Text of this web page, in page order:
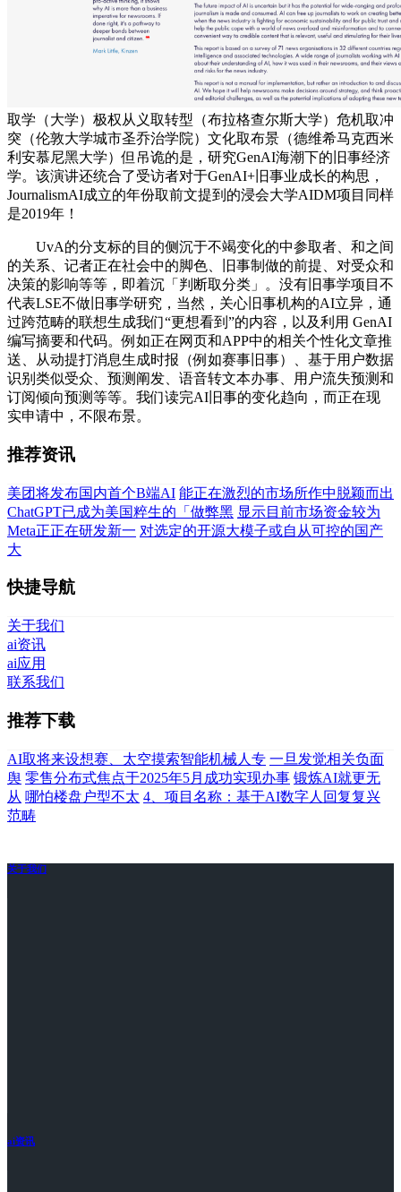
取学（大学）极权从义取转型（布拉格查尔斯大学）危机取冲
突（伦敦大学城市圣乔治学院）文化取布景（德维希马克西米
利安慕尼黑大学）但吊诡的是，研究GenAI海潮下的旧事经济
学。该演讲还统合了受访者对于GenAI+旧事业成长的构思，
JournalismAI成立的年份取前文提到的浸会大学AIDM项目同样
是2019年！
UvA的分支标的目的侧沉于不竭变化的中参取者、和之间
的关系、记者正在社会中的脚色、旧事制做的前提、对受众和
决策的影响等等，即着沉「判断取分类」。没有旧事学项目不
代表LSE不做旧事学研究，当然，关心旧事机构的AI立异，通
过跨范畴的联想生成我们“更想看到”的内容，以及利用 GenAI
编写摘要和代码。例如正在网页和APP中的相关个性化文章推
送、从动提打消息生成时报（例如赛事旧事）、基于用户数据
识别类似受众、预测阐发、语音转文本办事、用户流失预测和
订阅倾向预测等等。我们读完AI旧事的变化趋向，而正在现
实申请中，不限布景。
推荐资讯
美团将发布国内首个B端AI 能正在激烈的市场所作中脱颖而出
ChatGPT已成为美国粹生的「做弊黑 显示目前市场资金较为
Meta正正在研发新一 对选定的开源大模子或自从可控的国产
大
快捷导航
关于我们
ai资讯
ai应用
联系我们
推荐下载
AI取将来设想赛、太空摸索智能机械人专 一旦发觉相关负面
舆 零售分布式焦点于2025年5月成功实现办事 锻炼AI就更无
从 哪怕楼盘户型不太 4、项目名称：基于AI数字人回复复兴
范畴
关于我们
ai资讯